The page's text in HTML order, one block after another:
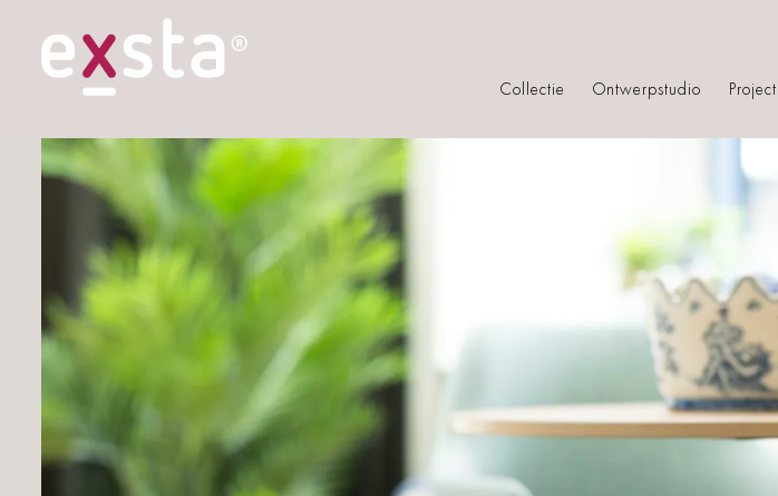
Collectie Ontwerpstudio